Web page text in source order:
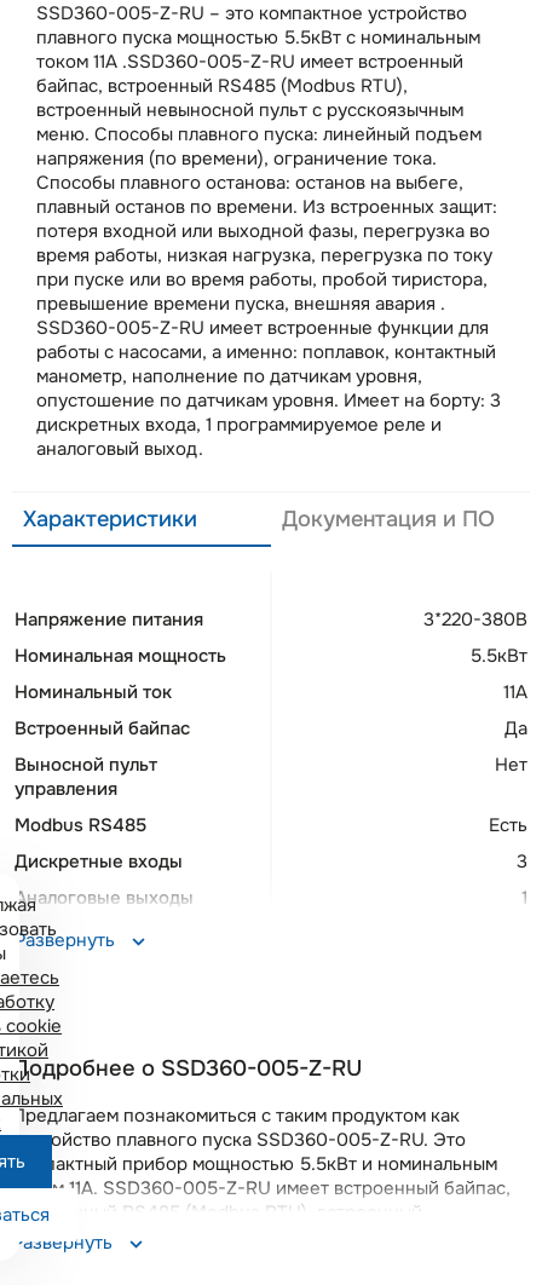
SSD360-005-Z-RU – это компактное устройство
плавного пуска мощностью 5.5кВт с номинальным
током 11А .SSD360-005-Z-RU имеет встроенный
байпас, встроенный RS485 (Modbus RTU),
встроенный невыносной пульт с русскоязычным
меню. Способы плавного пуска: линейный подъем
напряжения (по времени), ограничение тока.
Способы плавного останова: останов на выбеге,
плавный останов по времени. Из встроенных защит:
потеря входной или выходной фазы, перегрузка во
время работы, низкая нагрузка, перегрузка по току
при пуске или во время работы, пробой тиристора,
превышение времени пуска, внешняя авария .
SSD360-005-Z-RU имеет встроенные функции для
работы с насосами, а именно: поплавок, контактный
манометр, наполнение по датчикам уровня,
опустошение по датчикам уровня. Имеет на борту: 3
дискретных входа, 1 программируемое реле и
аналоговый выход.
Характеристики Документация и ПО
Напряжение питания
3*220-380В
Номинальная мощность
5.5кВт
Номинальный ток
11А
Встроенный байпас
Да
Выносной пульт
управления
Нет
Modbus RS485
Есть
Дискретные входы
3
Аналоговые выходы
1
Программируемые
релейные выходы
Монтаж на DIN-рейку
Ширина
Высота
Глубина
Основные функции
Ограничение пускового тока Способы останова: Останов
Развернуть
Подробнее о SSD360-005-Z-RU
Предлагаем познакомиться с таким продуктом как
устройство плавного пуска SSD360-005-Z-RU. Это
компактный прибор мощностью 5.5кВт и номинальным
током 11А. SSD360-005-Z-RU имеет встроенный байпас,
встроенный RS485 (Modbus RTU), встроенный
невыносной пульт с русскоязычным меню. Способы
плавного пуска: линейный подъем напряжения (по
Развернуть
cookie